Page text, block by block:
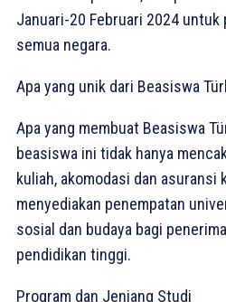
Januari-20 Februari 2024
semua negara.
Apa yang unik dari Beasiswa
Apa yang membuat Beasiswa
beasiswa ini tidak hanya
kuliah, akomodasi dan asuransi
menyediakan penempatan
sosial dan budaya bagi
pendidikan tinggi.
Program dan Jenjang Studi